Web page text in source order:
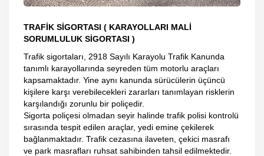
TRAFİK SİGORTASI ( KARAYOLLARI MALİ
SORUMLULUK SİGORTASI )
Trafik sigortaları, 2918 Sayılı Karayolu Trafik Kanunda
tanımlı karayollarında seyreden tüm motorlu araçları
kapsamaktadır. Yine aynı kanunda sürücülerin üçüncü
kişilere karşı verebilecekleri zararları tanımlayan risklerin
karşılandığı zorunlu bir poliçedir.
Sigorta poliçesi olmadan seyir halinde trafik polisi kontrolü
sırasında tespit edilen araçlar, yedi emine çekilerek
bağlanmaktadır. Trafik cezasına ilaveten, çekici masrafı
ve park masrafları ruhsat sahibinden tahsil edilmektedir.